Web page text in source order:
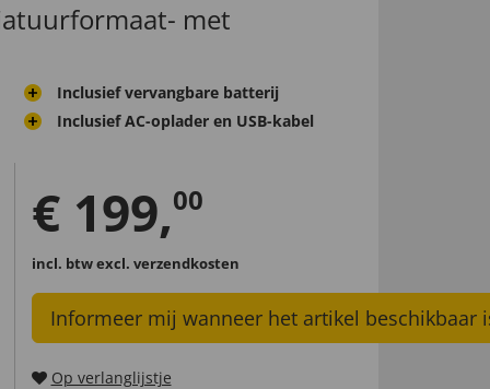
met
Inclusief vervangbare batterij
Inclusief AC-oplader en USB-kabel
€ 199,00
incl. btwexcl. verzendkosten
Informeer mij wanneer het artikel beschikbaar
Op verlanglijstje